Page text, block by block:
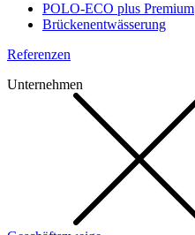
POLO-ECO plus Premium
Brückenentwässerung
Referenzen
Unternehmen